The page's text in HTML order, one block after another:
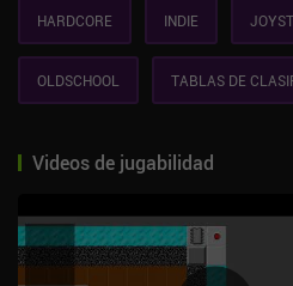
HARDCORE INDIE
OLDSCHOOL TABLAS DE
Videos de jugabilidad